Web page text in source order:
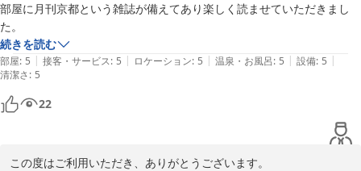
アーバンホテル京都
2026-07-26
部屋に月刊京都という雑誌が備えてあり楽しく読ませていただきまし
た。
続きを読む
部屋: 5 | 接客・サービス: 5 | ロケーション: 5 | 温泉・お風呂: 5 | 設備: 5 |
清潔さ: 5
22
この度はご利用いただき、ありがとうございます。